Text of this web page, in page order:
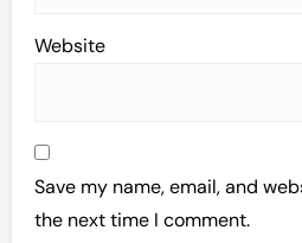
Website
Save my name, email, and
the next time I comment.